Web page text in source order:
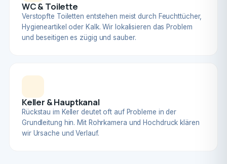
WC & Toilette
Verstopfte Toiletten entstehen meist durch Feuchttücher,
Hygieneartikel oder Kalk. Wir lokalisieren das Problem
und beseitigen es zügig und sauber.
Keller & Hauptkanal
Rückstau im Keller deutet oft auf Probleme in der
Grundleitung hin. Mit Rohrkamera und Hochdruck klären
wir Ursache und Verlauf.